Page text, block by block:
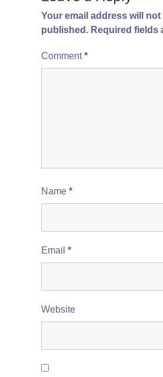
Your email address will not
published. Required fields
Comment*
Name *
Email *
Website